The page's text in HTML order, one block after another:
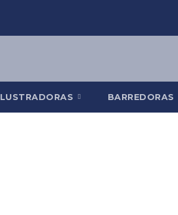
LUSTRADORAS BARREDORAS